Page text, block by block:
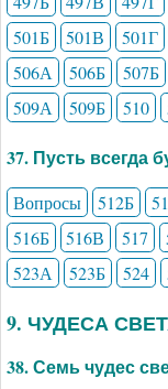
501Б
501В 501Г
506А
506Б 507Б
509А
509Б 510
37. Пусть всегда
Вопросы 512Б
516Б
516В 517
523А
523Б 524
9. ЧУДЕСА
38. Семь чудес